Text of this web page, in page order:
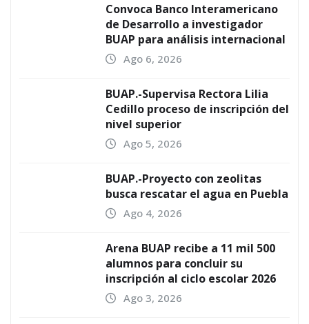
Convoca Banco Interamericano
de Desarrollo a investigador
BUAP para análisis internacional
Ago 6, 2026
BUAP.-Supervisa Rectora Lilia
Cedillo proceso de inscripción del
nivel superior
Ago 5, 2026
BUAP.-Proyecto con zeolitas
busca rescatar el agua en Puebla
Ago 4, 2026
Arena BUAP recibe a 11 mil 500
alumnos para concluir su
inscripción al ciclo escolar 2026
Ago 3, 2026